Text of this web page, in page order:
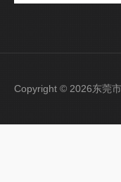
Copyright © 2026东莞